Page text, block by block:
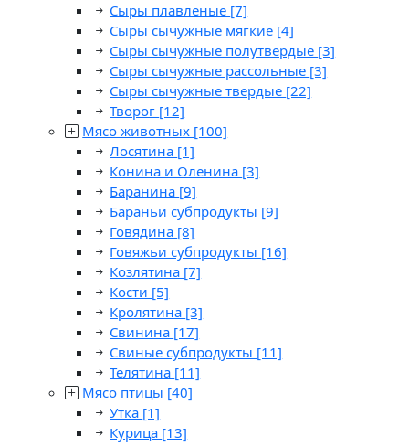
Сыры плавленые [7]
Сыры сычужные мягкие [4]
Сыры сычужные полутвердые [3]
Сыры сычужные рассольные [3]
Сыры сычужные твердые [22]
Творог [12]
Мясо животных [100]
Лосятина [1]
Конина и Оленина [3]
Баранина [9]
Бараньи субпродукты [9]
Говядина [8]
Говяжьи субпродукты [16]
Козлятина [7]
Кости [5]
Кролятина [3]
Свинина [17]
Свиные субпродукты [11]
Телятина [11]
Мясо птицы [40]
Утка [1]
Курица [13]